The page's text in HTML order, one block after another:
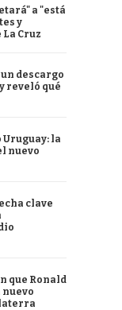
a "está
y
Cruz
descargo
reveló qué
la
nuevo
clave
que Ronald
nuevo